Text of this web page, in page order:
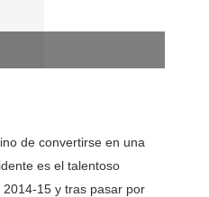
de convertirse en una
es el talentoso
15 y tras pasar por